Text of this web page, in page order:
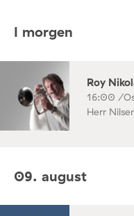
I morgen
Roy
16:00 /
Herr
09. august